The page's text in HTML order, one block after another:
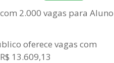
2.000 vagas para
oferece vagas com
13.609,13